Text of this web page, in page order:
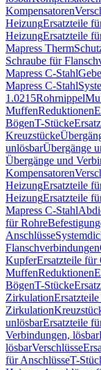
Kompensatoren
HeizungErsatzteile
HeizungErsatzteile
Mapress Therm
Schraube für
Mapress C-Stahl
Mapress C-Stahl
1.0215Rohrnippel
MuffenReduktionen
BögenT-Stücke
Kreuzstücke
unlösbarÜbergänge
Übergänge und
Kompensatoren
HeizungErsatzteile
HeizungErsatzteile
Mapress C-Stahl
für Rohre
Anschlüsse
Flanschverbindungen
KupferErsatzteile für
MuffenReduktionen
BögenT-Stücke
Zirkulation
Zirkulation
unlösbarErsatzteile
Verbindungen, lösbar
lösbarVerschlüsse
für AnschlüsseT-